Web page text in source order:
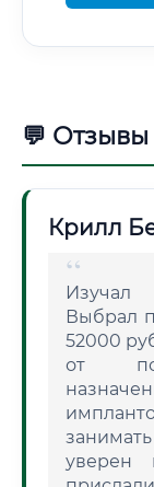
💬
Крилл
Изучал
Выбрал
52000
от
уверен